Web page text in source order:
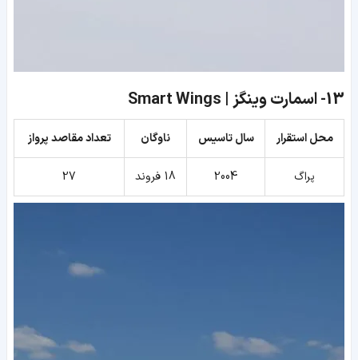
13- اسمارت وینگز | Smart Wings
محل استقرار سال تاسیس ناوگان تعداد مقاصد پرواز
پراگ 2004
27